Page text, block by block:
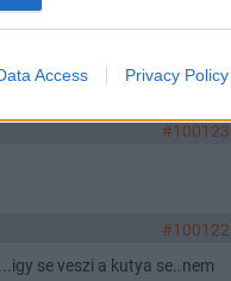
Access Privacy Policy
#100126
#100123
#100122
se veszi a kutya se..nem